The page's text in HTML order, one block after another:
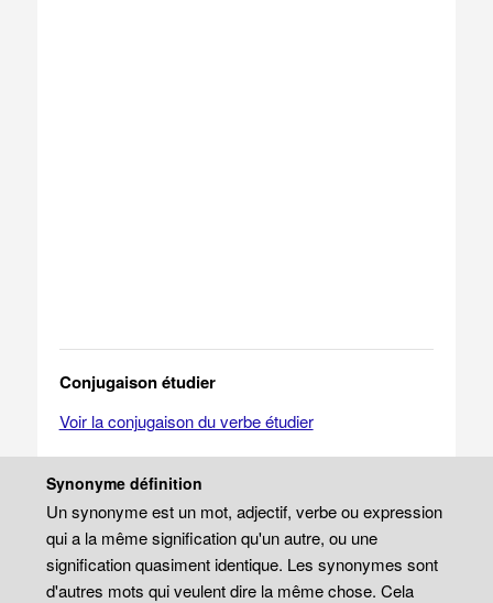
Conjugaison étudier
Voir la conjugaison du verbe étudier
Synonyme définition
Un synonyme est un mot, adjectif, verbe ou expression
qui a la même signification qu'un autre, ou une
signification quasiment identique. Les synonymes sont
d'autres mots qui veulent dire la même chose. Cela